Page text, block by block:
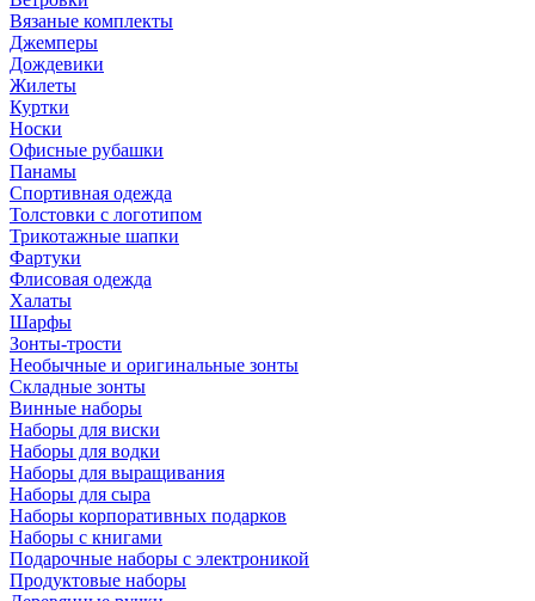
Вязаные комплекты
Джемперы
Дождевики
Жилеты
Куртки
Носки
Офисные рубашки
Панамы
Спортивная одежда
Толстовки с логотипом
Трикотажные шапки
Фартуки
Флисовая одежда
Халаты
Шарфы
Зонты-трости
Необычные и оригинальные зонты
Складные зонты
Винные наборы
Наборы для виски
Наборы для водки
Наборы для выращивания
Наборы для сыра
Наборы корпоративных подарков
Наборы с книгами
Подарочные наборы с электроникой
Продуктовые наборы